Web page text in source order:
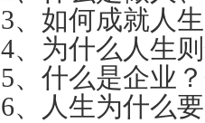
3、如何成就人
4、为什么人生
5、什么是企业
6、人生为什么